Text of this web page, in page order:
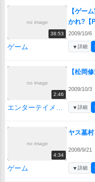
no image
38:53
【ゲー
かれ?【
2009/10/6
ゲーム ▼詳細
no image
2:46
【松岡
2009/10/3
▼詳細
no image
4:34
ヤス墓村
2008/9/21
ゲーム ▼詳細